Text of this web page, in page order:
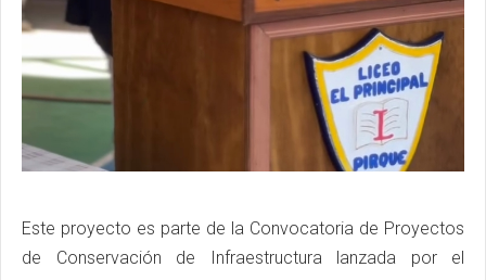
Este proyecto es parte de la Convocatoria de Proyectos
de Conservación de Infraestructura lanzada por el